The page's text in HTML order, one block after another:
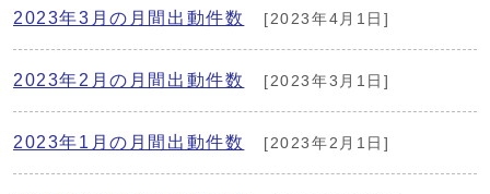
2023年3月の月間出動件数 [2023年4月1日]
2023年2月の月間出動件数 [2023年3月1日]
2023年1月の月間出動件数 [2023年2月1日]